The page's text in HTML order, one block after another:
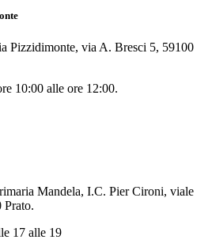
Pizzidimonte, via A. Bresci 5, 59100
10:00 alle ore 12:00.
Mandela, I.C. Pier Cironi, viale
Prato.
17 alle 19